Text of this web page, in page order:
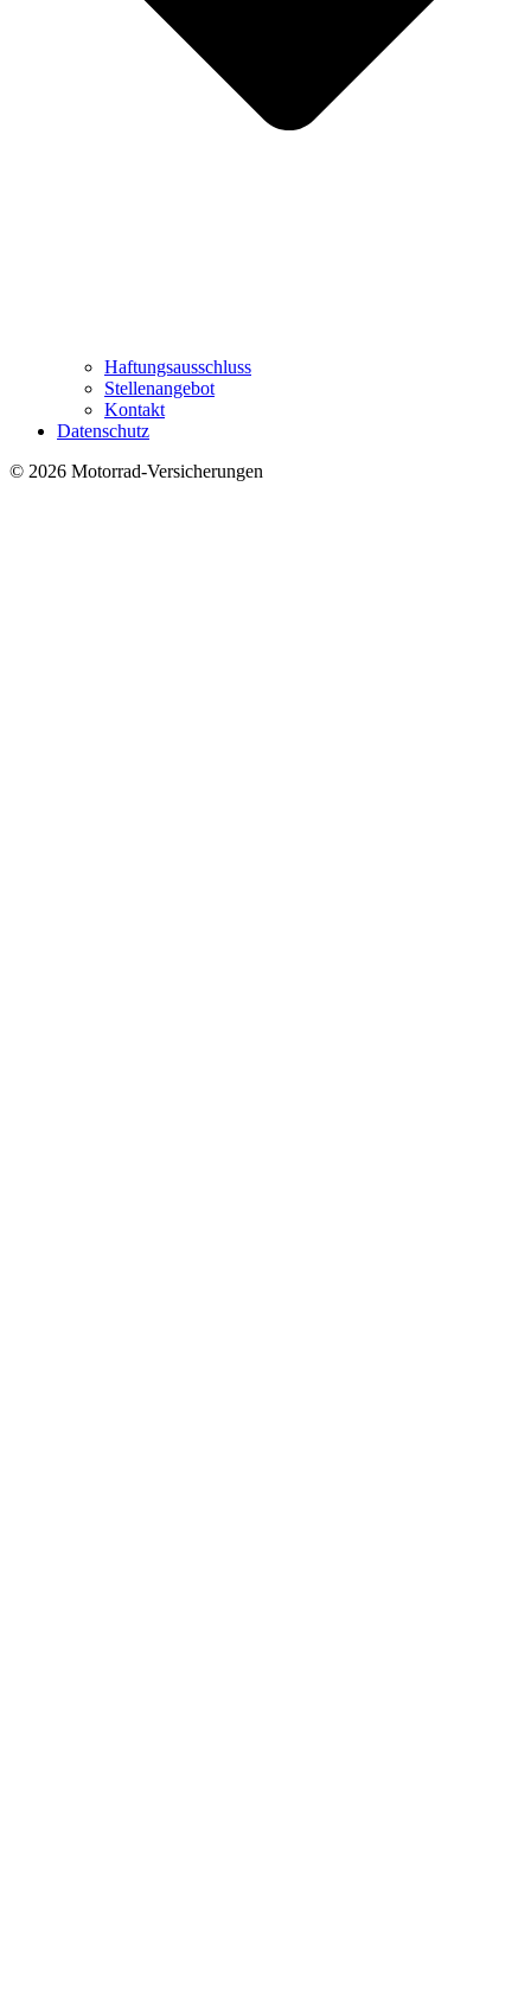
Haftungsausschluss
Stellenangebot
Kontakt
Datenschutz
© 2026 Motorrad-Versicherungen